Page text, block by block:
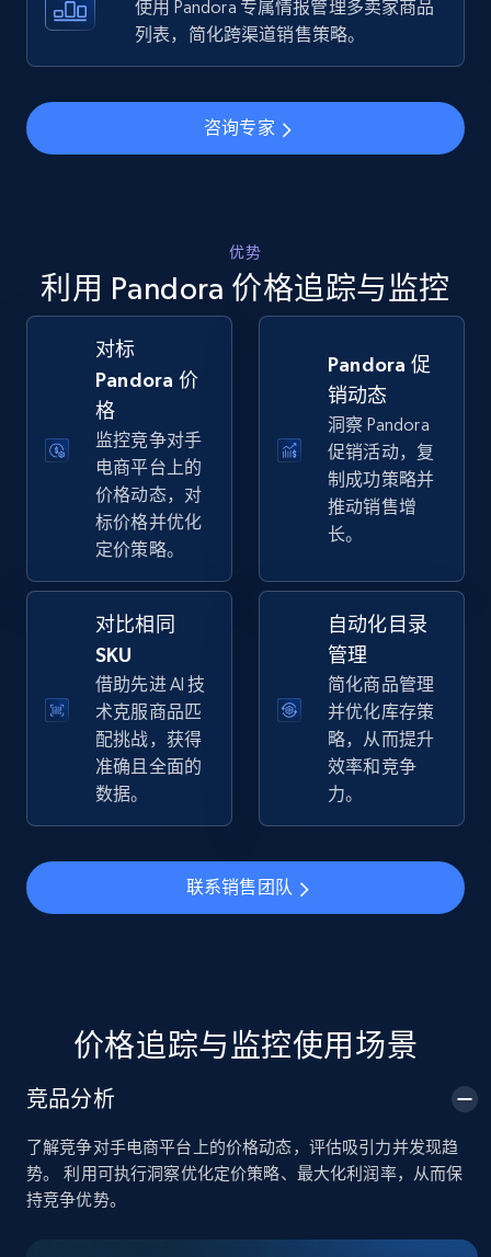
using specific category URL
URL, Final price, Sku, Currency, Gtin,
Specifications, Image urls, Top reviews, and
5.6K+ 876+ 立即开始
Walmart - products - Collects products by
specific keywords
URL, Final price, Sku, Currency, Gtin,
Specifications, Image urls, Top reviews, and
more.
5.6K+ 876+ 立即开始
Walmart - products - Discover products by
using sku numbers
URL, Final price, Sku, Currency, Gtin,
Specifications, Image urls, Top reviews, and
more.
5.6K+ 876+ 立即开始
TikTok Shop - category
price, Final price, Discount percent, and more.
5.4K+ 668+ 立即开始
使用 Pandora 专属情报管理多卖家商品
列表，简化跨渠道销售策略。
咨询专家
优势
利用 Pandora 价格追踪与监控
对标
Pandora 价
格
监控竞争对手
电商平台上的
价格动态，对
标价格并优化
定价策略。
Pandora 促
销动态
洞察 Pandora
促销活动，复
制成功策略并
推动销售增
长。
对比相同
SKU
借助先进 AI 技
术克服商品匹
配挑战，获得
准确且全面的
数据。
自动化目录
管理
简化商品管理
并优化库存策
略，从而提升
效率和竞争
力。
联系销售团队
价格追踪与监控使用场景
竞品分析
了解竞争对手电商平台上的价格动态，评估吸引力并发现趋
势。 利用可执行洞察优化定价策略、最大化利润率，从而保
持竞争优势。